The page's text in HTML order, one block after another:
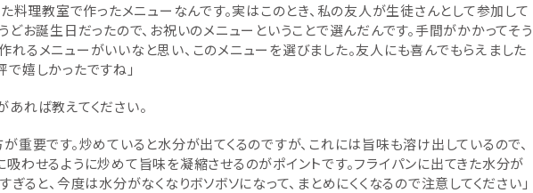
料理教室で作ったメニューなんです。実はこのとき、私の友人が生徒さんとして参加して
どお誕生日だったので、お祝いのメニューということで選んだんです。手間がかかってそう
れるメニューがいいなと思い、このメニューを選びました。友人にも喜んでもらえました
嬉しかったですね」
れば教えてください。
が重要です。炒めていると水分が出てくるのですが、これには旨味も溶け出しているので、
吸わせるように炒めて旨味を凝縮させるのがポイントです。フライパンに出てきた水分が
ぎると、今度は水分がなくなりボソボソになって、まとめにくくなるので注意してください」